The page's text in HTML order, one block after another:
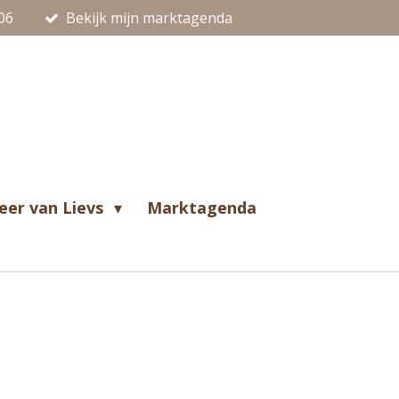
Bekijk mijn marktagenda
van Lievs Marktagenda